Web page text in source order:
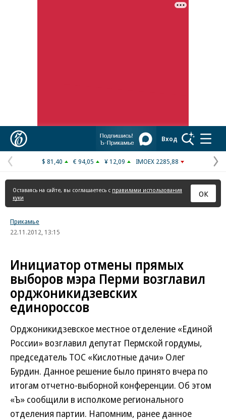
Вход
Предыдущая
страница
$ 81,40 € 94,05 ¥ 12,09 IMOEX 2285,88
Оставаясь на сайте, вы соглашаетесь с правилами использования
куки
ОК
Прикамье
22.11.2012, 13:15
Инициатор отмены прямых
выборов мэра Перми возглавил
орджоникидзевских
единороссов
Орджоникидзевское местное отделение «Единой
России» возглавил депутат Пермской гордумы,
председатель ТОС «Кислотные дачи» Олег
Бурдин. Данное решение было принято вчера по
итогам отчетно-выборной конференции. Об этом
«Ъ» сообщили в исполкоме регионального
отделения партии. Напомним, ранее данное